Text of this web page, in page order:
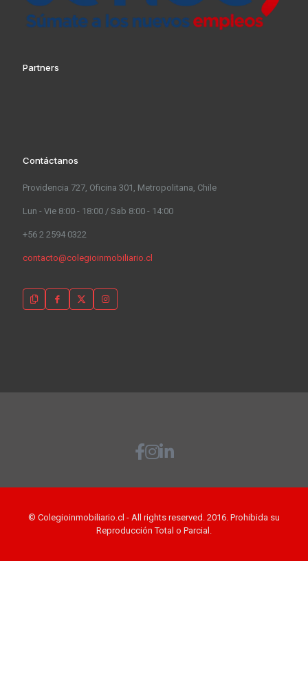
Partners
Contáctanos
Providencia 727, Oficina 301, Metropolitana, Chile
Lun - Vie 8:00 - 18:00 / Sab 8:00 - 14:00
+56 2 2594 0322
contacto@colegioinmobiliario.cl
© Colegioinmobiliario.cl - All rights reserved. 2016. Prohibida su
Reproducción Total o Parcial.